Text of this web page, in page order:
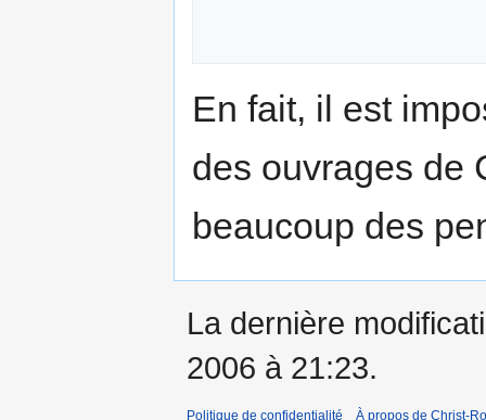
En fait, il est
des ouvrages de
beaucoup des
La dernière
2006 à 21:23.
Politique de confidentialité À propos de Christ-